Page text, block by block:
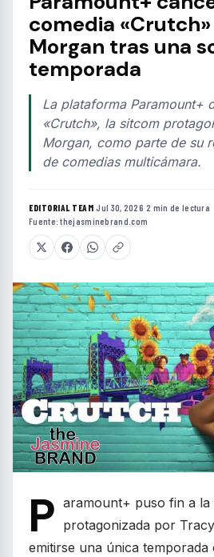
comedia
Morgan tras una
temporada
La plataforma Paramount+
«Crutch», la sitcom
Morgan, como parte de su
de comedias multicámara.
EDITORIAL TEAM·Jul 30, 2026·2 min de lectura·
Fuente:thejasminebrand.com
P aramount+ puso fin a la
protagonizada por
emitirse una única